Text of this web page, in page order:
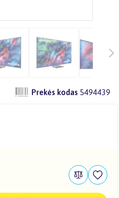
Prekės kodas 5494439